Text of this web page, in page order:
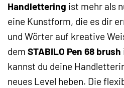
Handlettering ist mehr als
eine Kunstform, die es dir
und Wörter auf kreative
dem STABILO Pen 68 brush
kannst du deine
neues Level heben. Die